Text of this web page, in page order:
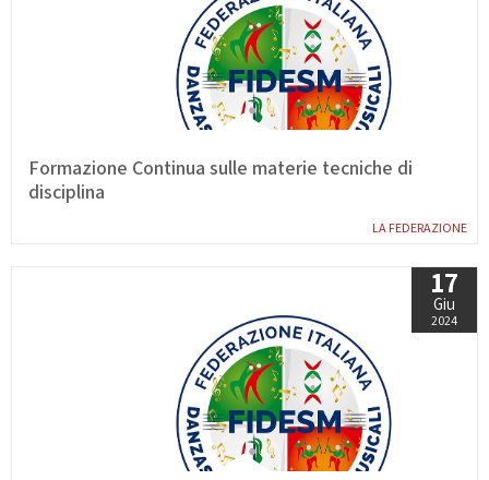
LA FEDERAZIONE
Formazione Continua sulle materie tecniche di
disciplina
17
Giu
2024